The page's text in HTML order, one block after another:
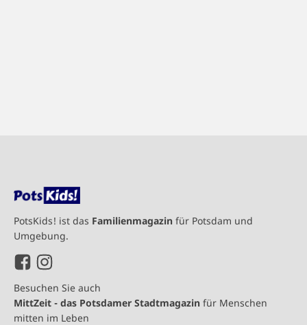
PotsKids! ist das Familienmagazin für Potsdam und
Umgebung.
Besuchen Sie auch
MittZeit - das Potsdamer Stadtmagazin für Menschen
mitten im Leben